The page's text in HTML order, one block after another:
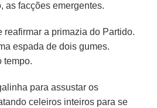
as facções emergentes.
reafirmar a primazia do Partido.
espada de dois gumes.
tempo.
para assustar os
celeiros inteiros para se